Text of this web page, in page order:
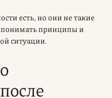
есть, но они не такие
принципы и
ситуации.